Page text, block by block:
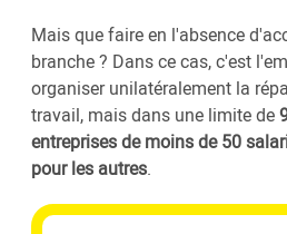
Mais que faire en l'absence
branche ? Dans ce cas, c'est
organiser unilatéralement la
travail, mais dans une limite de
entreprises de moins de 50
pour les autres.